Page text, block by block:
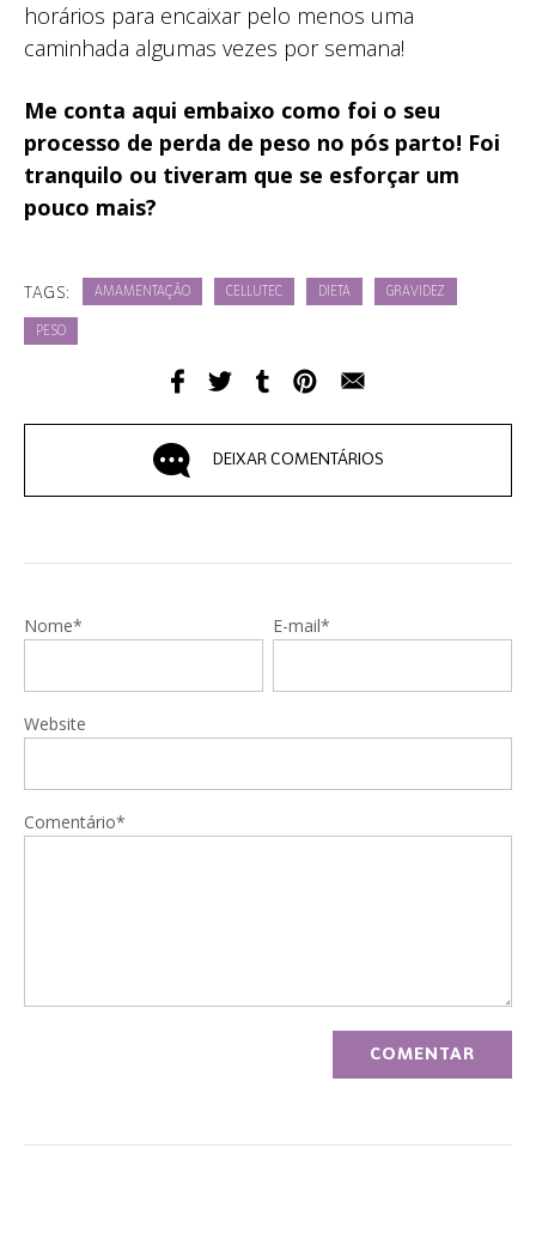
horários para encaixar pelo menos uma
caminhada algumas vezes por semana!
Me conta aqui embaixo como foi o seu
processo de perda de peso no pós parto! Foi
tranquilo ou tiveram que se esforçar um
pouco mais?
TAGS: AMAMENTAÇÃO CELLUTEC DIETA GRAVIDEZ
PESO
DEIXAR COMENTÁRIOS
Nome* E-mail*
Website
Comentário*